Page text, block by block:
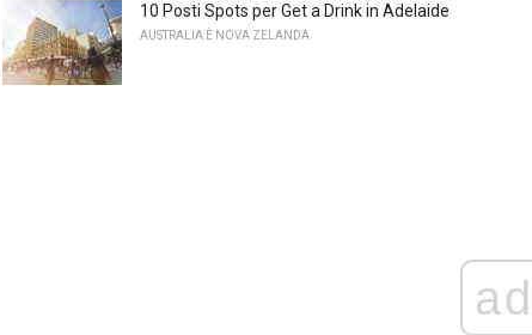
10 Posti Spots per Get a Drink in Adelaide
AUSTRALIA È NOVA ZELANDA
ad